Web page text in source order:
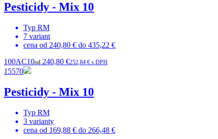
Pesticidy - Mix 10
Typ RM
7 variant
cena od 240,80 € do 435,22 €
100AC10od 240,80 €252,84 € s DPH
15570
Pesticidy - Mix 10
Typ RM
3 varianty
cena od 169,88 € do 266,48 €